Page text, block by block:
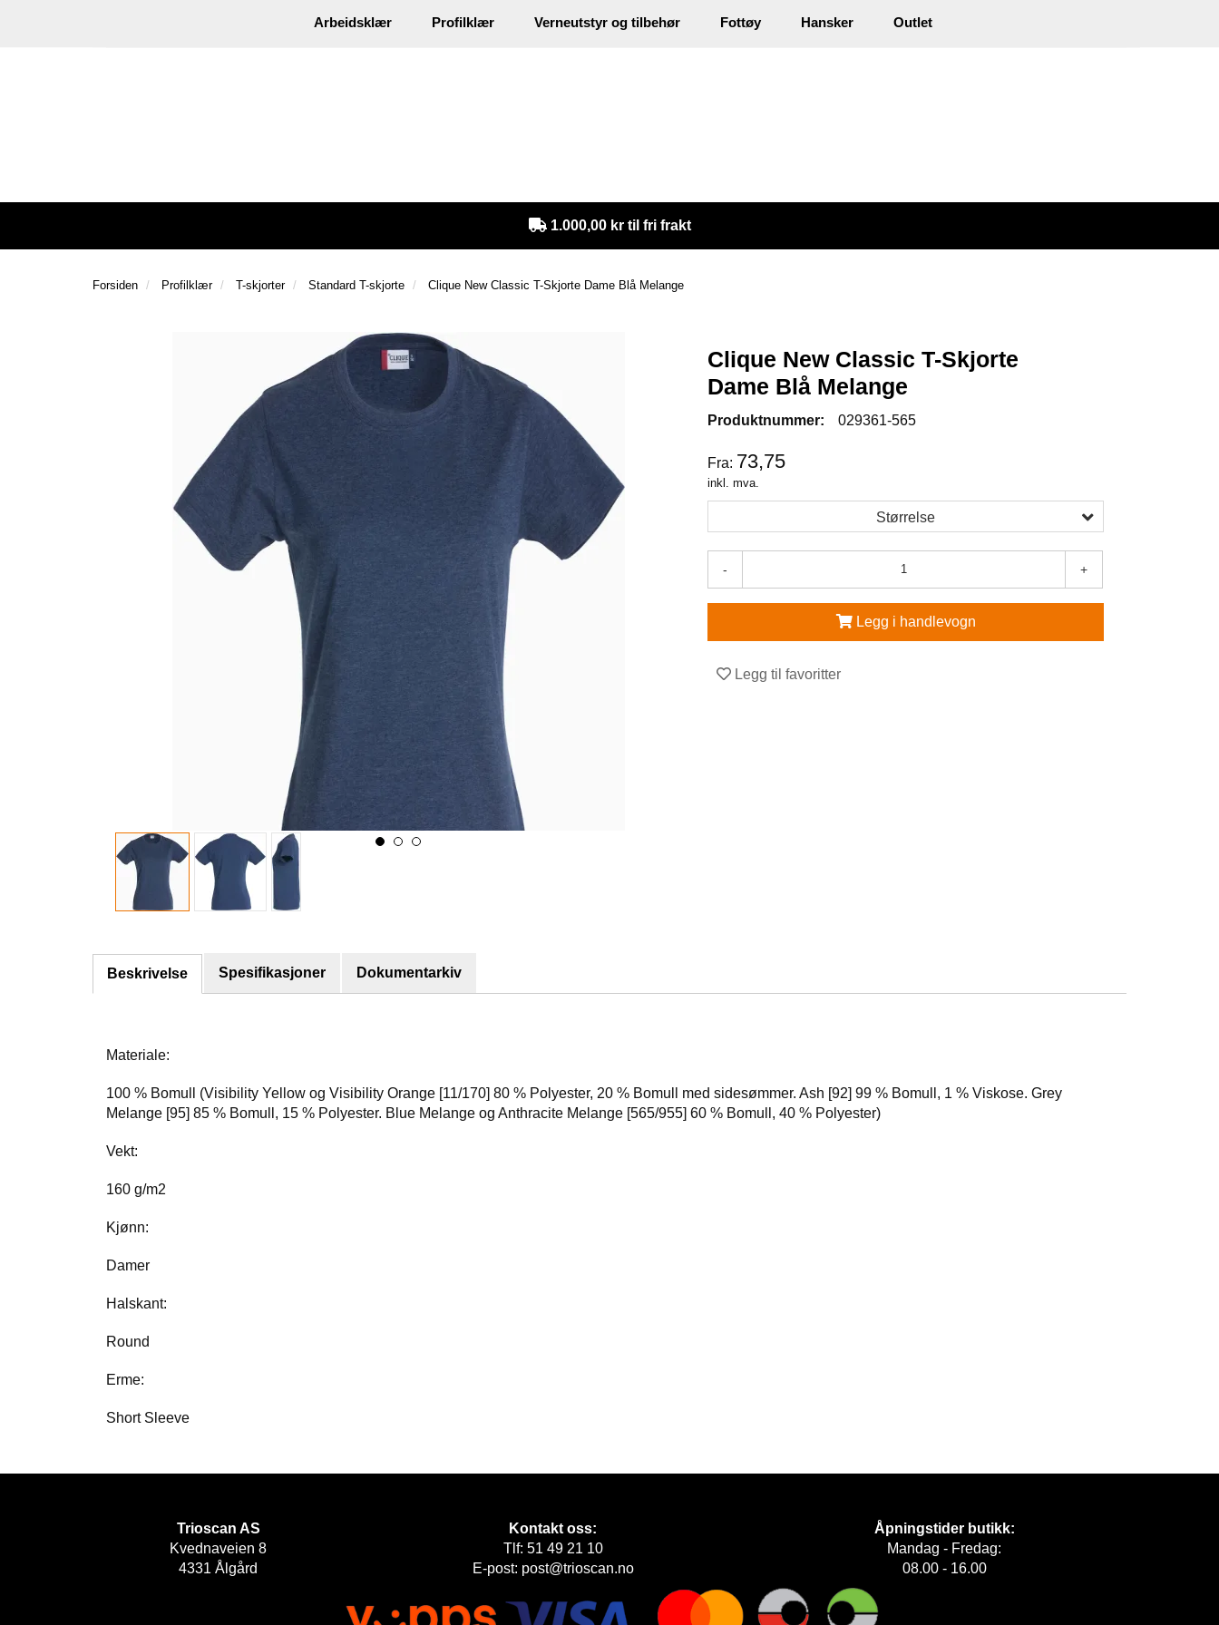
inkl. mva. Min side
Arbeidsklær Profilklær Verneutstyr og tilbehør Fottøy Hansker Outlet
1.000,00 kr til fri frakt
Forsiden Profilklær T-skjorter Standard T-skjorte Clique New Classic T-Skjorte Dame Blå Melange
Clique New Classic T-Skjorte
Dame Blå Melange
Produktnummer: 029361-565
Fra: 73,75
inkl. mva.
Størrelse
- +
Legg i handlevogn
Legg til favoritter
Beskrivelse Spesifikasjoner Dokumentarkiv
Materiale:
100 % Bomull (Visibility Yellow og Visibility Orange [11/170] 80 % Polyester, 20 % Bomull med sidesømmer. Ash [92] 99 % Bomull, 1 % Viskose. Grey
Melange [95] 85 % Bomull, 15 % Polyester. Blue Melange og Anthracite Melange [565/955] 60 % Bomull, 40 % Polyester)
Vekt:
160 g/m2
Kjønn:
Damer
Halskant:
Round
Erme:
Short Sleeve
Trioscan AS
Kvednaveien 8
4331 Ålgård
Kontakt oss:
Tlf: 51 49 21 10
E-post: post@trioscan.no
Åpningstider butikk:
Mandag - Fredag:
08.00 - 16.00